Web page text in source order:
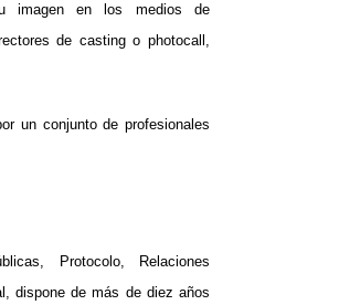
imagen en los medios de
de casting o photocall,
un conjunto de profesionales
Protocolo, Relaciones
dispone de más de diez años